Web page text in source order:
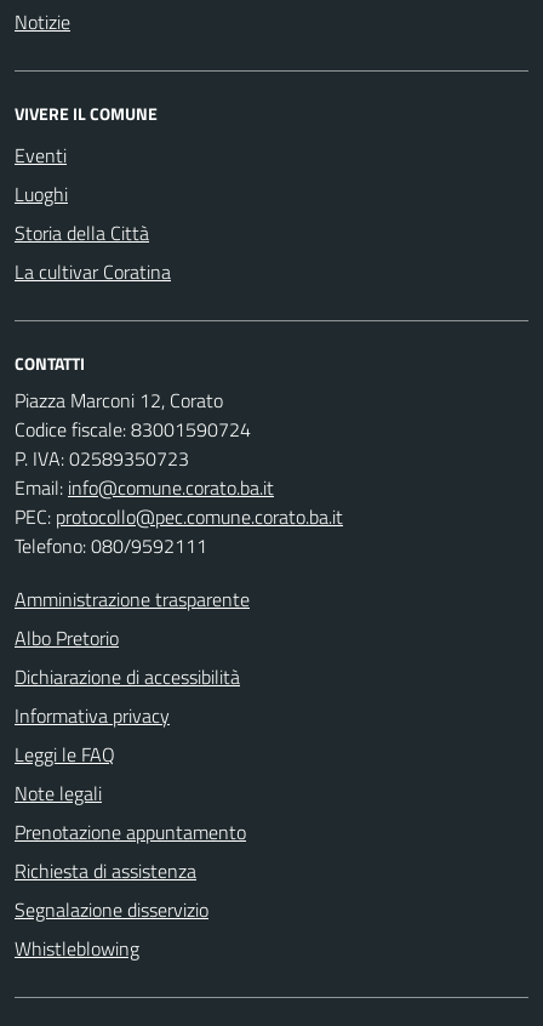
Notizie
VIVERE IL COMUNE
Eventi
Luoghi
Storia della Città
La cultivar Coratina
CONTATTI
Piazza Marconi 12, Corato
Codice fiscale: 83001590724
P. IVA: 02589350723
Email: info@comune.corato.ba.it
PEC: protocollo@pec.comune.corato.ba.it
Telefono: 080/9592111
Amministrazione trasparente
Albo Pretorio
Dichiarazione di accessibilità
Informativa privacy
Leggi le FAQ
Note legali
Prenotazione appuntamento
Richiesta di assistenza
Segnalazione disservizio
Whistleblowing